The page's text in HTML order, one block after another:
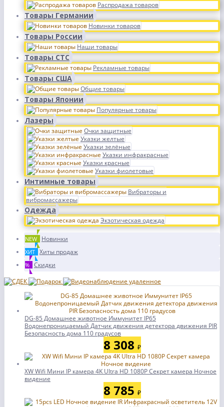
Распродажа товаров
Товары Германии
Новинки товаров
Товары России
Наши товары
Товары СТС
Рекламные товары
Товары США
Общие товары
Товары Японии
Популярные товары
Лазеры
Очки защитные
Указки желтые
Указки зелёные
Указки инфракрасные
Указки красные
Указки фиолетовые
Интимные товары
Вибраторы и
вибромассажеры
Одежда
Экзотическая одежда
NEW Новинки
ХИТ Хиты продаж
% Скидки
DG-85 Домашнее животное Иммунитет IP65
Водонепроницаемый Датчик движения детектора движения PIR
Безопасность дома 110 градусов
8 308 ₽
XW Wifi Мини IP камера 4K Ultra HD 1080P Секрет камера Ночное
видение
8 785 ₽